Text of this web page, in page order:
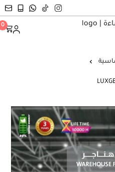
نقطة الإضاءة 0